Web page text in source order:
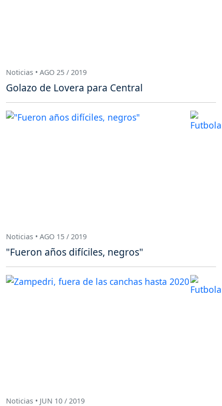
Noticias • AGO 25 / 2019
Golazo de Lovera para Central
Noticias • AGO 15 / 2019
"Fueron años difíciles, negros"
Noticias • JUN 10 / 2019